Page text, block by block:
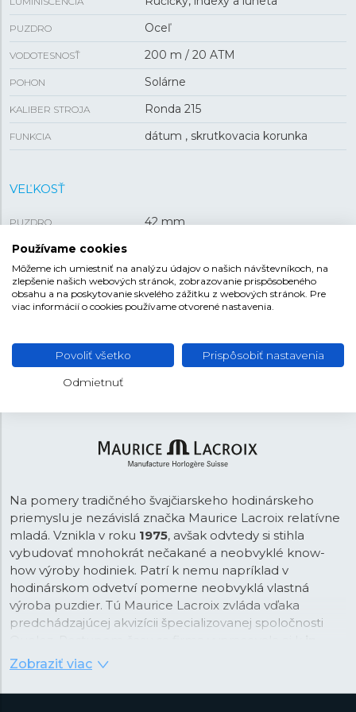
PUZDRO Oceľ
VODOTESNOSŤ 200 m / 20 ATM
POHON Solárne
KALIBER STROJA Ronda 215
FUNKCIA dátum , skrutkovacia korunka
VEĽKOSŤ
PUZDRO 42 mm
HRÚBKA
REMIENOK
FARBA REMIENKA Strieborná
Na pomery tradičného švajčiarskeho hodinárskeho
priemyslu je nezávislá značka Maurice Lacroix relatívne
mladá. Vznikla v roku 1975, avšak odvtedy si stihla
vybudovať mnohokrát nečakané a neobvyklé know-
how výroby hodiniek. Patrí k nemu napríklad v
hodinárskom odvetví pomerne neobvyklá vlastná
výroba puzdier. Tú Maurice Lacroix zvláda vďaka
predchádzajúcej akvizícii špecializovanej spoločnosti
house výrobe strojčekov
sústredí na špičkové hodinárske komplikácie, ako sú
napríklad retrográdne ukazovatele,tourbillona ďalšie.
Zobraziť viac
Používame cookies
Môžeme ich umiestniť na analýzu údajov o našich návštevníkoch, na
zlepšenie našich webových stránok, zobrazovanie prispôsobeného
obsahu a na poskytovanie skvelého zážitku z webových stránok. Pre
viac informácií o cookies používame otvorené nastavenia.
Povoliť všetko Prispôsobiť nastavenia
Odmietnuť